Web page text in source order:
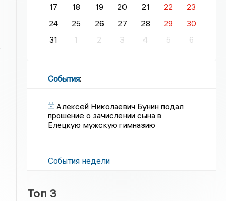
17
18 19 20 21 22
23
24
25 26 27 28 29
30
31
1 2 3 4 5 6
События:
Алексей Николаевич Бунин подал
прошение о зачислении сына в
Елецкую мужскую гимназию
События недели
Топ 3